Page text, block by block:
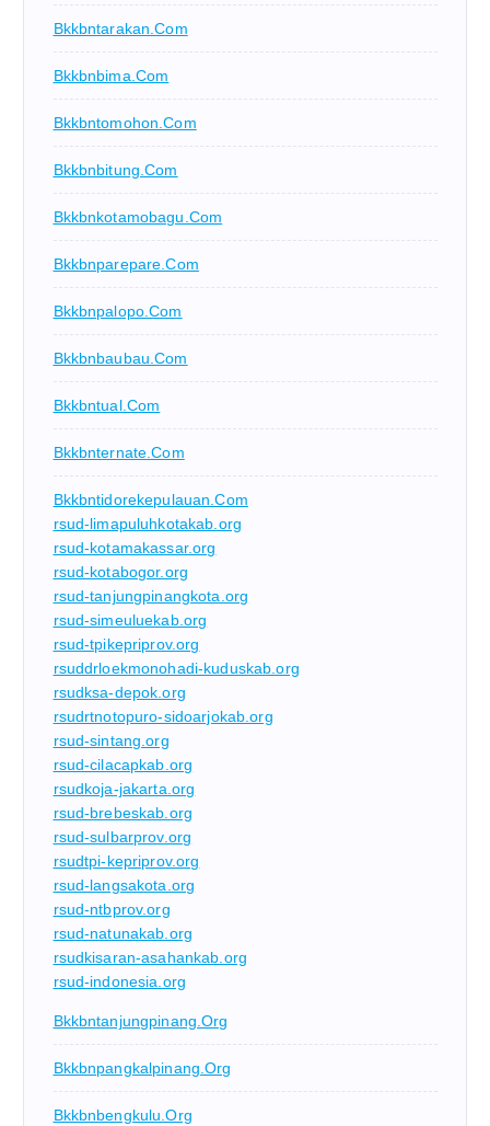
Bkkbntarakan.com
Bkkbnbima.com
Bkkbntomohon.com
Bkkbnbitung.com
Bkkbnkotamobagu.com
Bkkbnparepare.com
Bkkbnpalopo.com
Bkkbnbaubau.com
Bkkbntual.com
Bkkbnternate.com
Bkkbntidorekepulauan.com
rsud-limapuluhkotakab.org
rsud-kotamakassar.org
rsud-kotabogor.org
rsud-tanjungpinangkota.org
rsud-simeuluekab.org
rsud-tpikepriprov.org
rsuddrloekmonohadi-kuduskab.org
rsudksa-depok.org
rsudrtnotopuro-sidoarjokab.org
rsud-sintang.org
rsud-cilacapkab.org
rsudkoja-jakarta.org
rsud-brebeskab.org
rsud-sulbarprov.org
rsudtpi-kepriprov.org
rsud-langsakota.org
rsud-ntbprov.org
rsud-natunakab.org
rsudkisaran-asahankab.org
rsud-indonesia.org
Bkkbntanjungpinang.org
Bkkbnpangkalpinang.org
Bkkbnbengkulu.org